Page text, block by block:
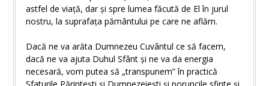
astfel de viață, dar și spre lumea făcută de El în jurul
nostru, la suprafața pământului pe care ne aflăm.
Dacă ne va arăta Dumnezeu Cuvântul ce să facem,
dacă ne va ajuta Duhul Sfânt și ne va da energia
necesară, vom putea să „transpunem” în practică